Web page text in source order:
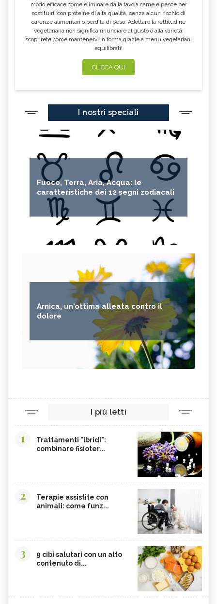
modo efficace come eliminare dalla tavola carne e pesce per
sostituirli con proteine di alta qualità, senza alcun rischio di
carenze alimentari o perdita di peso. Adottare la rettitudine
vegetariana non significa rinunciare al gusto o alla varietà:
scoprirete come mantenervi in forma grazie a menu vegetariani
equilibrati!
CLICCA QUI
I nostri speciali
Fuoco, Terra, Aria, Acqua: le
caratteristiche dei 12 segni zodiacali
Arnica, un'ottima alleata contro il
dolore
I più letti
1
Trattamenti "ibridi":
combinare fisioter...
2
Terapie assistite con
animali: come funz...
3
9 cibi salutari con un alto
contenuto di...